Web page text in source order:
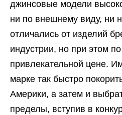
джинсовые модели
ни по внешнему виду, ни
отличались от изделий
индустрии, но при этом
привлекательной цене.
марке так быстро
Америки, а затем и
пределы, вступив в